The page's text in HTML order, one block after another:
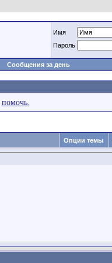
Имя
Пароль
Сообщения за день
помочь.
Опции темы